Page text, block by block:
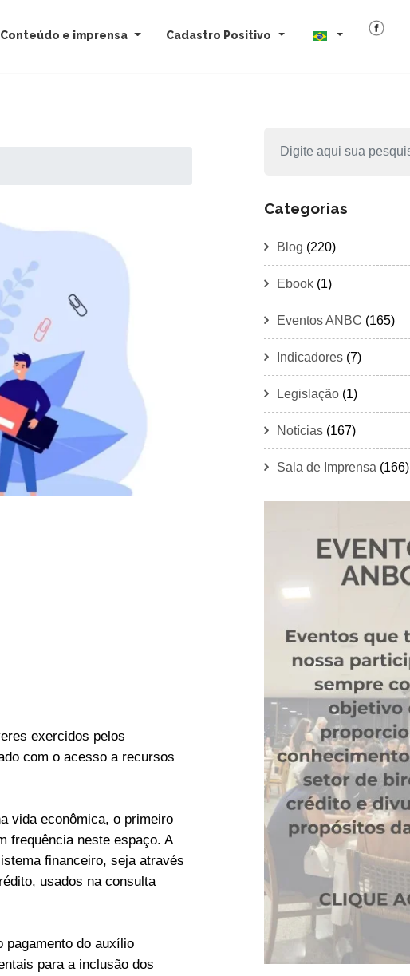
Conteúdo e imprensa Cadastro Positivo
exercidos pelos
com o acesso a recursos
vida econômica, o primeiro
frequência neste espaço. A
financeiro, seja através
usados na consulta
pagamento do auxílio
para a inclusão dos
Categorias
Blog (220)
Ebook (1)
Eventos ANBC (165)
Indicadores (7)
Legislação (1)
Notícias (167)
Sala de Imprensa (166)